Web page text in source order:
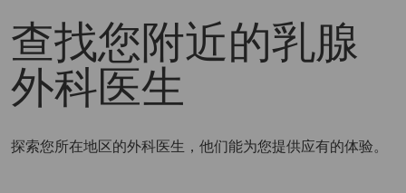
查找您附近的乳腺
外科医生
探索您所在地区的外科医生，他们能为您提供应有的体验。